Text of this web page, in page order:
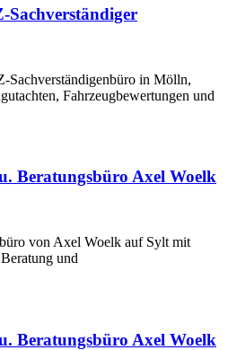
Sachverständiger
Sachverständigenbüro in Mölln,
Fahrzeugbewertungen und
Beratungsbüro Axel Woelk
von Axel Woelk auf Sylt mit
und
Beratungsbüro Axel Woelk